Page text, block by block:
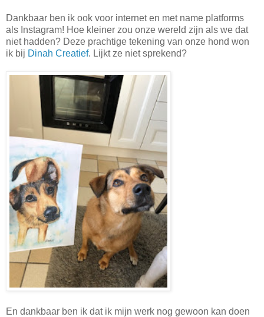
Dankbaar ben ik ook voor internet en met name platforms
als Instagram! Hoe kleiner zou onze wereld zijn als we dat
niet hadden? Deze prachtige tekening van onze hond won
ik bij Dinah Creatief. Lijkt ze niet sprekend?
En dankbaar ben ik dat ik mijn werk nog gewoon kan doen